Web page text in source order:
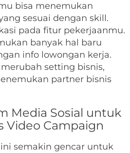
bisa menemukan
sesuai dengan skill.
pada fitur pekerjaanmu.
banyak hal baru
info lowongan kerja.
setting bisnis,
partner bisnis
Media Sosial untuk
Video Campaign
semakin gencar untuk